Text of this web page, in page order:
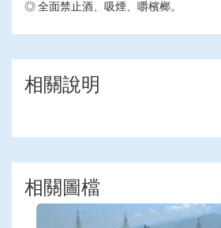
◎ 全面禁止酒、吸煙、嚼檳榔。
相關說明
相關圖檔